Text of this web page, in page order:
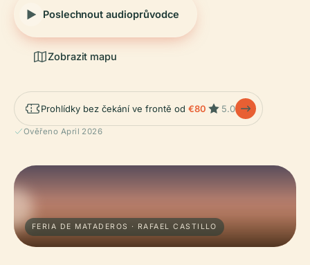
Poslechnout audioprůvodce
Zobrazit mapu
Prohlídky bez čekání ve frontě od €80 5.0
Ověřeno April 2026
FERIA DE MATADEROS · RAFAEL CASTILLO